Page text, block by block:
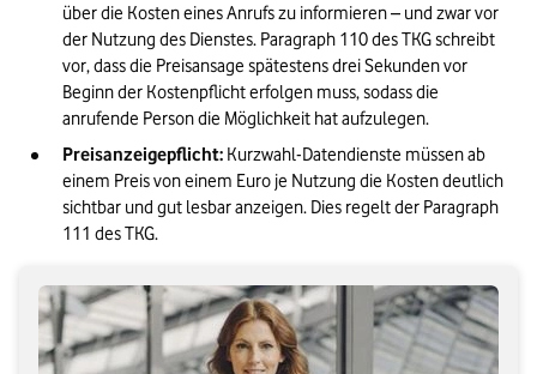
über die Kosten eines Anrufs zu informieren – und zwar vor
der Nutzung des Dienstes. Paragraph 110 des TKG schreibt
vor, dass die Preisansage spätestens drei Sekunden vor
Beginn der Kostenpflicht erfolgen muss, sodass die
anrufende Person die Möglichkeit hat aufzulegen.
Preisanzeigepflicht: Kurzwahl-Datendienste müssen ab
einem Preis von einem Euro je Nutzung die Kosten deutlich
sichtbar und gut lesbar anzeigen. Dies regelt der Paragraph
111 des TKG.